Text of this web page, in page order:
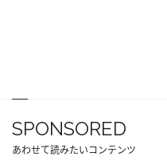
SPONSORED
あわせて読みたいコンテンツ